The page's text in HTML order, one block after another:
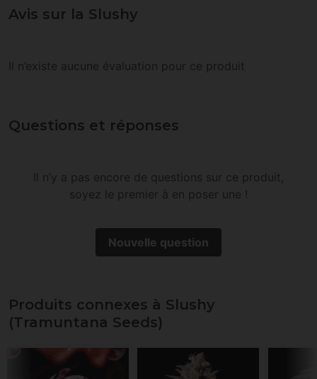
Avis sur la Slushy
Il n’existe aucune évaluation pour ce produit
Questions et réponses
Il n’y a pas encore de questions sur ce produit,
soyez le premier à en poser une !
Nouvelle question
Produits connexes à Slushy
(Tramuntana Seeds)